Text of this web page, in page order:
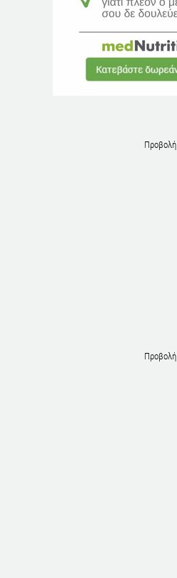
Προβολή
Προβολή